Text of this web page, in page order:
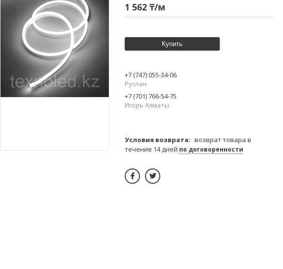
1 562 ₸/м
Купить
+7 (747) 055-34-06
Руслан
+7 (701) 766-54-75
Игорь Алматы
возврат товара в
течение 14 дней по договоренности